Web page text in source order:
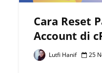
Cara Reset
Account di
Lutfi Hanif 25